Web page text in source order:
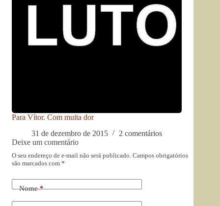
Para Vítor. Com muita dor
31 de dezembro de 2015
2 comentários
Deixe um comentário
O seu endereço de e-mail não será publicado. Campos obrigatórios
são marcados com *
Nome*